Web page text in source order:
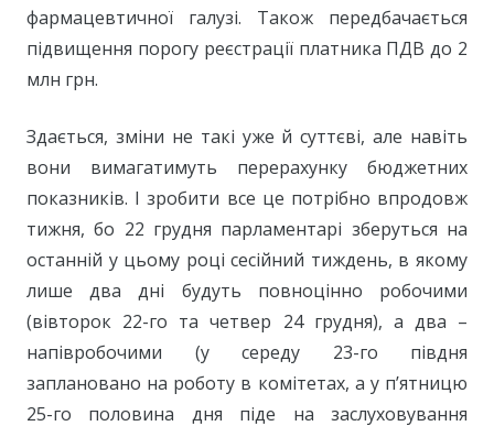
фармацевтичної галузі. Також передбачається
підвищення порогу реєстрації платника ПДВ до 2
млн грн.
Здається, зміни не такі уже й суттєві, але навіть
вони вимагатимуть перерахунку бюджетних
показників. І зробити все це потрібно впродовж
тижня, бо 22 грудня парламентарі зберуться на
останній у цьому році сесійний тиждень, в якому
лише два дні будуть повноцінно робочими
(вівторок 22-го та четвер 24 грудня), а два –
напівробочими (у середу 23-го півдня
заплановано на роботу в комітетах, а у п’ятницю
25-го половина дня піде на заслуховування